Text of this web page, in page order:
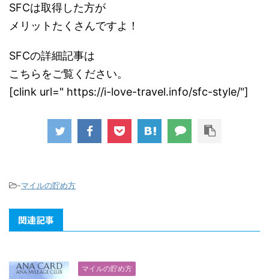
SFCは取得した方が
メリットたくさんですよ！
SFCの詳細記事は
こちらをご覧ください。
[clink url=" https://i-love-travel.info/sfc-style/"]
-マイルの貯め方
関連記事
マイルの貯め方